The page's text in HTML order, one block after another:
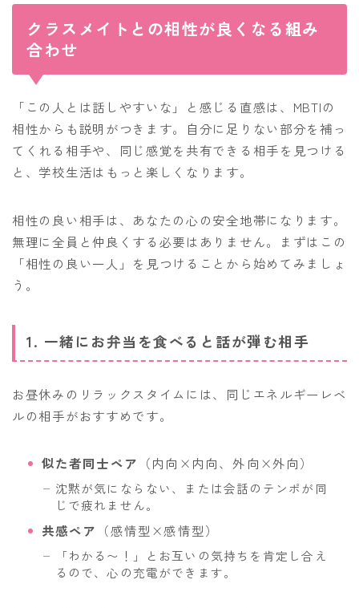
クラスメイトとの相性が良くなる組み
合わせ
「この人とは話しやすいな」と感じる直感は、MBTIの
相性からも説明がつきます。自分に足りない部分を補っ
てくれる相手や、同じ感覚を共有できる相手を見つける
と、学校生活はもっと楽しくなります。
相性の良い相手は、あなたの心の安全地帯になります。
無理に全員と仲良くする必要はありません。まずはこの
「相性の良い一人」を見つけることから始めてみましょ
う。
1. 一緒にお弁当を食べると話が弾む相手
お昼休みのリラックスタイムには、同じエネルギーレベ
ルの相手がおすすめです。
似た者同士ペア （内向×内向、外向×外向）
沈黙が気にならない、または会話のテンポが同
じで疲れません。
共感ペア （感情型×感情型）
「わかる〜！」とお互いの気持ちを肯定し合え
るので、心の充電ができます。